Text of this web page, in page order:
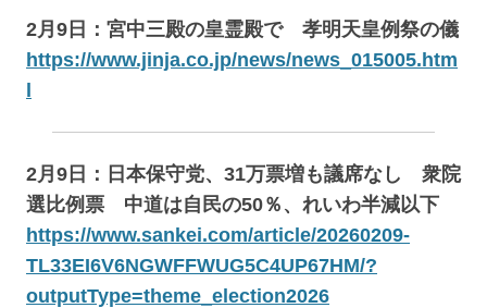
2月9日：宮中三殿の皇霊殿で 孝明天皇例祭の儀
https://www.jinja.co.jp/news/news_015005.htm
2月9日：日本保守党、31万票増も議席なし 衆院
選比例票 中道は自民の50％、れいわ半減以下
https://www.sankei.com/article/20260209-
TL33EI6V6NGWFFWUG5C4UP67HM/?
outputType=theme_election2026